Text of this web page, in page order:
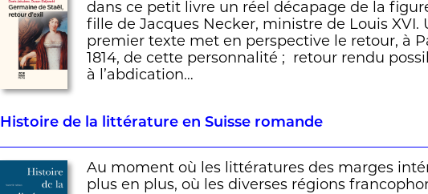
dans ce petit livre un réel décapage de la
fille de Jacques Necker, ministre de Louis XVI.
premier texte met en perspective le retour, à
1814, de cette personnalité ; retour rendu
à l’abdication…
Histoire de la littérature en Suisse romande
Au moment où les littératures des marges
plus en plus, où les diverses régions